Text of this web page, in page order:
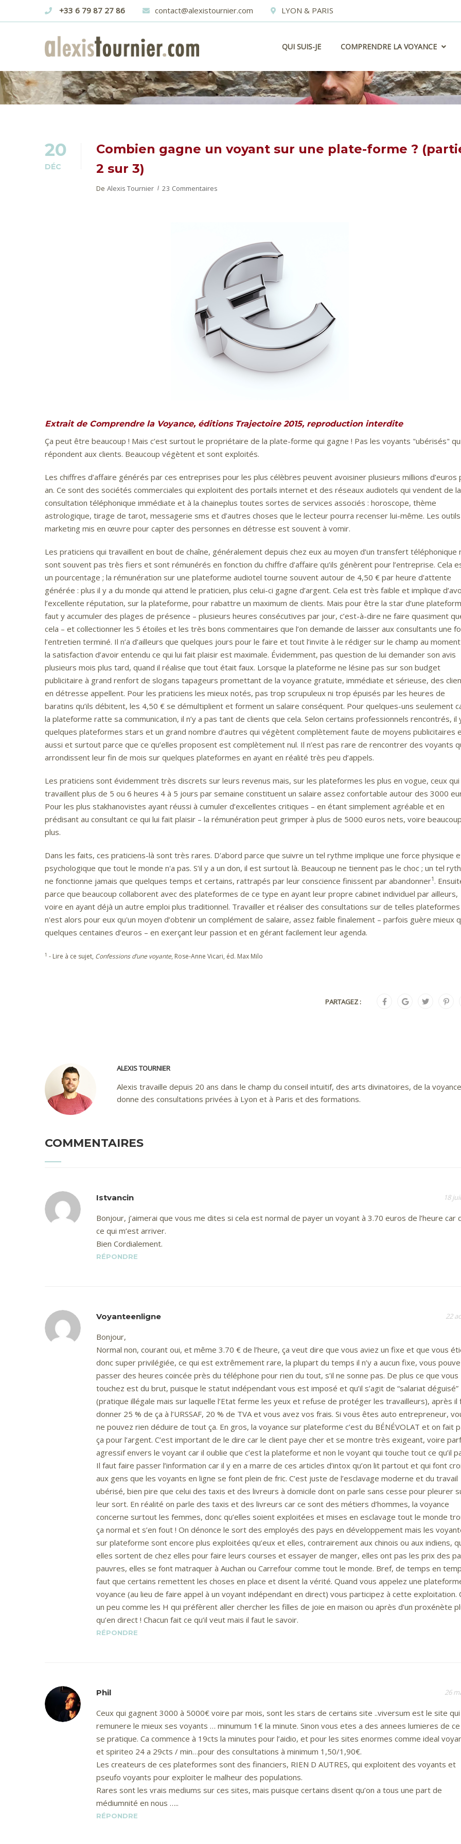
+33 6 79 87 27 86 contact@alexistournier.com LYON & PARIS
QUI SUIS-JE COMPRENDRE LA VOYANCE
LE MÉTIER DE VOYANT
20
DÉC
Combien gagne un voyant sur une plate-forme ?
2 sur 3)
De Alexis Tournier 23 Commentaires
Extrait de Comprendre la Voyance, éditions Trajectoire 2015, reproduction interdite
Ça peut être beaucoup ! Mais c’est surtout le propriétaire de la plate-forme qui gagne ! Pas les voyants "ubérisés"
répondent aux clients. Beaucoup végètent et sont exploités.
Les chiffres d’affaire générés par ces entreprises pour les plus célèbres peuvent avoisiner plusieurs millions d’euros
an. Ce sont des sociétés commerciales qui exploitent des portails internet et des réseaux audiotels qui vendent de la
consultation téléphonique immédiate et à la chaineplus toutes sortes de services associés : horoscope, thème
astrologique, tirage de tarot, messagerie sms et d’autres choses que le lecteur pourra recenser lui-même. Les outils
marketing mis en œuvre pour capter des personnes en détresse est souvent à vomir.
Les praticiens qui travaillent en bout de chaîne, généralement depuis chez eux au moyen d’un transfert téléphonique
sont souvent pas très fiers et sont rémunérés en fonction du chiffre d’affaire qu’ils génèrent pour l’entreprise. Cela
un pourcentage ; la rémunération sur une plateforme audiotel tourne souvent autour de 4,50 € par heure d’attente
générée : plus il y a du monde qui attend le praticien, plus celui-ci gagne d’argent. Cela est très faible et implique
l’excellente réputation, sur la plateforme, pour rabattre un maximum de clients. Mais pour être la star d’une
faut y accumuler des plages de présence – plusieurs heures consécutives par jour, c’est-à-dire ne faire quasiment
cela – et collectionner les 5 étoiles et les très bons commentaires que l’on demande de laisser aux consultants une
l’entretien terminé. Il n’a d’ailleurs que quelques jours pour le faire et tout l’invite à le rédiger sur le champ au
la satisfaction d’avoir entendu ce qui lui fait plaisir est maximale. Évidemment, pas question de lui demander son avis
plusieurs mois plus tard, quand il réalise que tout était faux. Lorsque la plateforme ne lésine pas sur son budget
publicitaire à grand renfort de slogans tapageurs promettant de la voyance gratuite, immédiate et sérieuse, des
en détresse appellent. Pour les praticiens les mieux notés, pas trop scrupuleux ni trop épuisés par les heures de
baratins qu’ils débitent, les 4,50 € se démultiplient et forment un salaire conséquent. Pour quelques-uns seulement
la plateforme ratte sa communication, il n’y a pas tant de clients que cela. Selon certains professionnels rencontrés, il
quelques plateformes stars et un grand nombre d’autres qui végètent complètement faute de moyens publicitaires
aussi et surtout parce que ce qu’elles proposent est complètement nul. Il n’est pas rare de rencontrer des voyants
arrondissent leur fin de mois sur quelques plateformes en ayant en réalité très peu d’appels.
Les praticiens sont évidemment très discrets sur leurs revenus mais, sur les plateformes les plus en vogue, ceux qui
travaillent plus de 5 ou 6 heures 4 à 5 jours par semaine constituent un salaire assez confortable autour des 3000
Pour les plus stakhanovistes ayant réussi à cumuler d’excellentes critiques – en étant simplement agréable et en
prédisant au consultant ce qui lui fait plaisir – la rémunération peut grimper à plus de 5000 euros nets, voire
plus.
Dans les faits, ces praticiens-là sont très rares. D'abord parce que suivre un tel rythme implique une force physique
psychologique que tout le monde n'a pas. S’il y a un don, il est surtout là. Beaucoup ne tiennent pas le choc ; un tel
ne fonctionne jamais que quelques temps et certains, rattrapés par leur conscience finissent par abandonner1.
parce que beaucoup collaborent avec des plateformes de ce type en ayant leur propre cabinet individuel par ailleurs,
voire en ayant déjà un autre emploi plus traditionnel. Travailler et réaliser des consultations sur de telles plateformes
n'est alors pour eux qu'un moyen d’obtenir un complément de salaire, assez faible finalement – parfois guère mieux
quelques centaines d’euros – en exerçant leur passion et en gérant facilement leur agenda.
1 - Lire à ce sujet, Confessions d’une voyante, Rose-Anne Vicari, éd. Max Milo
PARTAGEZ :
ALEXIS TOURNIER
Alexis travaille depuis 20 ans dans le champ du conseil intuitif, des arts divinatoires, de la
donne des consultations privées à Lyon et à Paris et des formations.
COMMENTAIRES
Istvancin 18
Bonjour, j’aimerai que vous me dites si cela est normal de payer un voyant à 3.70 euros de l’heure car
ce qui m’est arriver.
Bien Cordialement.
RÉPONDRE
Voyanteenligne 22
Bonjour,
Normal non, courant oui, et même 3.70 € de l’heure, ça veut dire que vous aviez un fixe et que vous
donc super privilégiée, ce qui est extrêmement rare, la plupart du temps il n’y a aucun fixe, vous
passer des heures coincée près du téléphone pour rien du tout, s’il ne sonne pas. De plus ce que vous
touchez est du brut, puisque le statut indépendant vous est imposé et qu’il s’agit de “salariat déguisé”
(pratique illégale mais sur laquelle l’Etat ferme les yeux et refuse de protéger les travailleurs), après il
donner 25 % de ça à l’URSSAF, 20 % de TVA et vous avez vos frais. Si vous êtes auto entrepreneur,
ne pouvez rien déduire de tout ça. En gros, la voyance sur plateforme c’est du BÉNÉVOLAT et on fait
ça pour l’argent. C’est important de le dire car le client paye cher et se montre très exigeant, voire
agressif envers le voyant car il oublie que c’est la plateforme et non le voyant qui touche tout ce qu’il
Il faut faire passer l’information car il y en a marre de ces articles d’intox qu’on lit partout et qui font
aux gens que les voyants en ligne se font plein de fric. C’est juste de l’esclavage moderne et du travail
ubérisé, bien pire que celui des taxis et des livreurs à domicile dont on parle sans cesse pour pleurer
leur sort. En réalité on parle des taxis et des livreurs car ce sont des métiers d’hommes, la voyance
concerne surtout les femmes, donc qu’elles soient exploitées et mises en esclavage tout le monde
ça normal et s’en fout ! On dénonce le sort des employés des pays en développement mais les
sur plateforme sont encore plus exploitées qu’eux et elles, contrairement aux chinois ou aux indiens,
elles sortent de chez elles pour faire leurs courses et essayer de manger, elles ont pas les prix des
pauvres, elles se font matraquer à Auchan ou Carrefour comme tout le monde. Bref, de temps en
faut que certains remettent les choses en place et disent la vérité. Quand vous appelez une
voyance (au lieu de faire appel à un voyant indépendant en direct) vous participez à cette exploitation.
un peu comme les H qui préfèrent aller chercher les filles de joie en maison ou après d’un proxénète
qu’en direct ! Chacun fait ce qu’il veut mais il faut le savoir.
RÉPONDRE
Phil 26
Ceux qui gagnent 3000 à 5000€ voire par mois, sont les stars de certains site ..viversum est le site qui
remunere le mieux ses voyants … minumum 1€ la minute. Sinon vous etes a des annees lumieres de
se pratique. Ca commence à 19cts la minutes pour l’aidio, et pour les sites enormes comme ideal
et spiriteo 24 a 29cts / min…pour des consultations à minimum 1,50/1,90€.
Les createurs de ces plateformes sont des financiers, RIEN D AUTRES, qui exploitent des voyants et
pseufo voyants pour exploiter le malheur des populations.
Rares sont les vrais mediums sur ces sites, mais puisque certains disent qu’on a tous une part de
médiumnité en nous …..
RÉPONDRE